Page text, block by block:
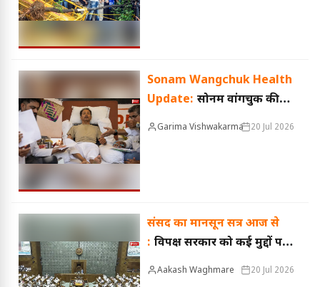
Sonam Wangchuk Health
Update: सोनम वांगचुक की
तबीयत अब कैसी है? डॉक्टरों ने
Garima Vishwakarma 20 Jul 2026
संसद का मानसून सत्र आज से
: विपक्ष सरकार को कई मुद्दों पर
घेरेगा; 7 अहम विधेयक भी होंगे
Aakash Waghmare 20 Jul 2026